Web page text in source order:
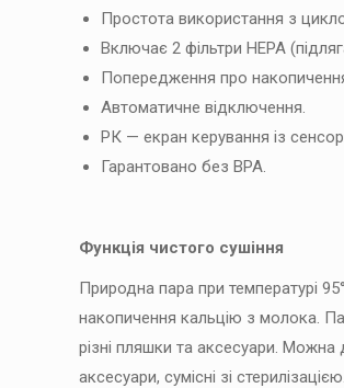
Простота використання з
Включає 2 фільтри HEPA
Попередження про
Автоматичне відключення.
РК — екран керування із
Гарантовано без BPA.
Функція чистого сушіння
Природна пара при температурі
накопичення кальцію з молока.
різні пляшки та аксесуари.
аксесуари, сумісні зі стерилізацією.